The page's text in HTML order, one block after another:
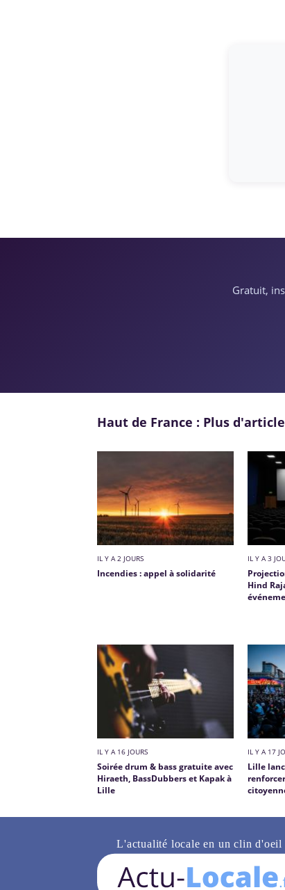
Gratuit,
Haut de France : Plus
IL Y A 2 JOURS
Incendies : appel à solidarité
IL Y A 3
Hind
IL Y A 16 JOURS
Soirée drum & bass gratuite avec
Hiraeth, BassDubbers et Kapak à
Lille
IL Y A 17
Lille
L'actualité locale en un clin d'oeil